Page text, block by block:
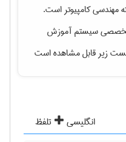
مهندسی كامپيوتراست.
تخصصیسیستم آموزش
زیر قابل مشاهده است
انگلیسی
تلفظ